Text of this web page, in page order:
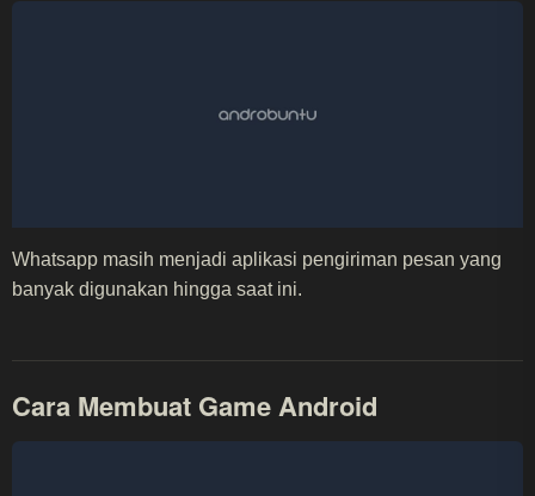
Whatsapp masih menjadi aplikasi pengiriman pesan yang
banyak digunakan hingga saat ini.
Cara Membuat Game Android